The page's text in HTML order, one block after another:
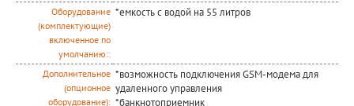
Оборудование
(комплектующие)
включенное по
умолчанию::
*емкость с водой на 55 литров
Дополнительное
(опционное
оборудование):
*возможность подключения GSM-модема для
удаленного управления
*банкнотоприемник